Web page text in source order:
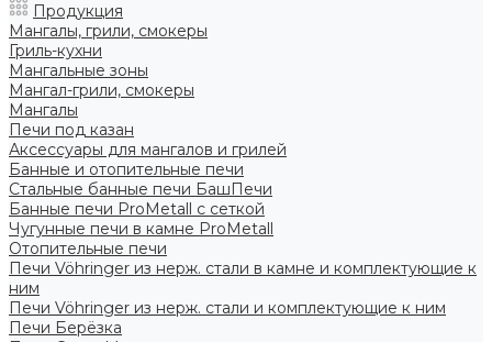
Продукция
Мангалы, грили, смокеры
Гриль-кухни
Мангальные зоны
Мангал-грили, смокеры
Мангалы
Печи под казан
Аксессуары для мангалов и грилей
Банные и отопительные печи
Стальные банные печи БашПечи
Банные печи ProMetall с сеткой
Чугунные печи в камне ProMetall
Отопительные печи
Печи Vöhringer из нерж. стали в камне и комплектующие к
ним
Печи Vöhringer из нерж. стали и комплектующие к ним
Печи Берёзка